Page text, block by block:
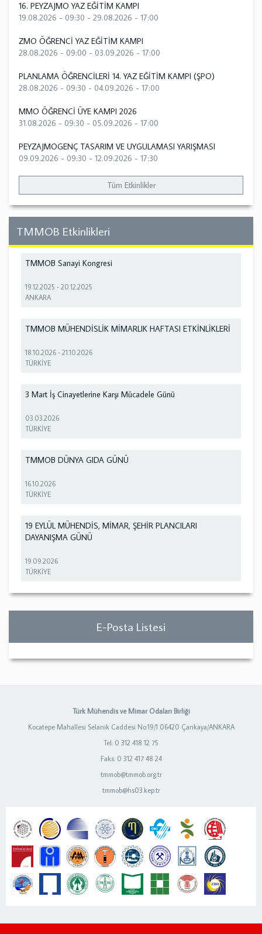
16. PEYZAJMO YAZ EĞİTİM KAMPI
19.08.2026 - 09:30 - 29.08.2026 - 17:00
ZMO ÖĞRENCİ YAZ EĞİTİM KAMPI
28.08.2026 - 09:00 - 03.09.2026 - 17:00
PLANLAMA ÖĞRENCİLERİ 14. YAZ EĞİTİM KAMPI (ŞPO)
28.08.2026 - 09:30 - 04.09.2026 - 17:00
MMO ÖĞRENCİ ÜYE KAMPI 2026
31.08.2026 - 09:30 - 05.09.2026 - 17:00
PEYZAJMOGENÇ TASARIM VE UYGULAMASI YARIŞMASI
09.09.2026 - 09:30 - 12.09.2026 - 17:30
Tüm Etkinlikler
TMMOB Etkinlikleri
TMMOB Sanayi Kongresi
19.12.2025 -20.12.2025
ANKARA
TMMOB MÜHENDİSLİK MİMARLIK HAFTASI ETKİNLİKLERİ
18.10.2026 -21.10.2026
TÜRKİYE
3 Mart İş Cinayetlerine Karşı Mücadele Günü
03.03.2026
TÜRKİYE
TMMOB DÜNYA GIDA GÜNÜ
16.10.2026
TÜRKİYE
19 EYLÜL MÜHENDİS, MİMAR, ŞEHİR PLANCILARI
DAYANIŞMA GÜNÜ
19.09.2026
TÜRKİYE
E-Posta Listesi
Türk Mühendis ve Mimar Odaları Birliği
Kocatepe Mahallesi Selanik Caddesi No:19/1 06420 Çankaya/ANKARA
Tel: 0 312 418 12 75
Faks: 0 312 417 48 24
tmmob@tmmob.org.tr
tmmob@hs03.kep.tr